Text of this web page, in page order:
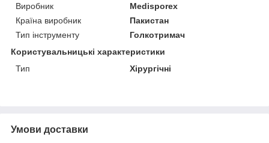
Виробник
Medisporex
Країна виробник
Пакистан
Тип інструменту
Голкотримач
Користувальницькі характеристики
Тип
Хірургічні
Умови доставки